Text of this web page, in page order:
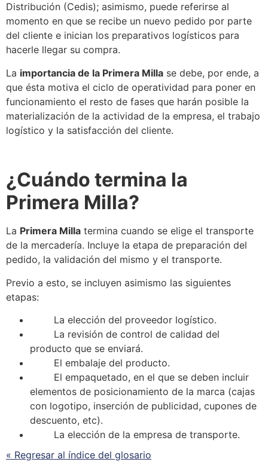
Distribución (Cedis); asimismo, puede referirse al
momento en que se recibe un nuevo pedido por parte
del cliente e inician los preparativos logísticos para
hacerle llegar su compra.
La importancia de la Primera Milla se debe, por ende, a
que ésta motiva el ciclo de operatividad para poner en
funcionamiento el resto de fases que harán posible la
materialización de la actividad de la empresa, el trabajo
logístico y la satisfacción del cliente.
¿Cuándo termina la
Primera Milla?
La Primera Milla termina cuando se elige el transporte
de la mercadería. Incluye la etapa de preparación del
pedido, la validación del mismo y el transporte.
Previo a esto, se incluyen asimismo las siguientes
etapas:
La elección del proveedor logístico.
La revisión de control de calidad del
producto que se enviará.
El embalaje del producto.
El empaquetado, en el que se deben incluir
elementos de posicionamiento de la marca (cajas
con logotipo, inserción de publicidad, cupones de
descuento, etc).
La elección de la empresa de transporte.
« Regresar al índice del glosario